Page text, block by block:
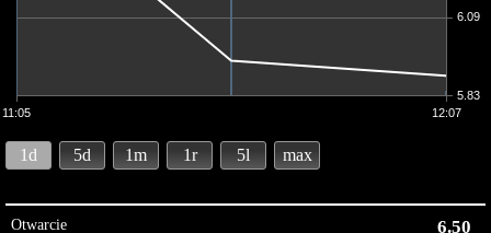
11:05 12:07
5.83
6.09
1d 5d 1m 1r 5l max
Otwarcie 6.50